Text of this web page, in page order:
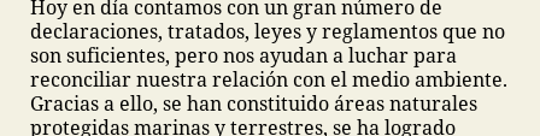
Hoy en día contamos con un gran número de
declaraciones, tratados, leyes y reglamentos que no
son suficientes, pero nos ayudan a luchar para
reconciliar nuestra relación con el medio ambiente.
Gracias a ello, se han constituido áreas naturales
protegidas marinas y terrestres, se ha logrado